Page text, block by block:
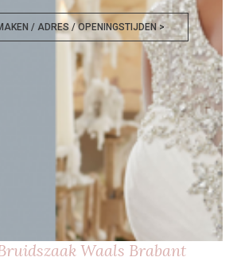
/ ADRES / OPENINGSTIJDEN >
Waals Brabant